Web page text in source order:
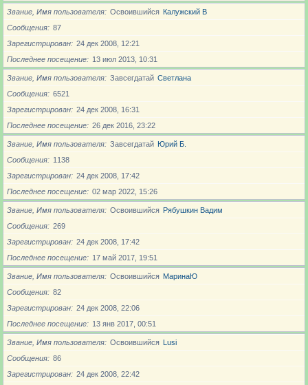
Звание, Имя пользователя Освоившийся Калужский В
Сообщения
87
Зарегистрирован
24 дек 2008, 12:21
Последнее посещение
13 июл 2013, 10:31
Звание, Имя пользователя Завсегдатай Светлана
Сообщения
6521
Зарегистрирован
24 дек 2008, 16:31
Последнее посещение
26 дек 2016, 23:22
Звание, Имя пользователя Завсегдатай Юрий Б.
Сообщения
1138
Зарегистрирован
24 дек 2008, 17:42
Последнее посещение
02 мар 2022, 15:26
Звание, Имя пользователя Освоившийся Рябушкин Вадим
Сообщения
269
Зарегистрирован
24 дек 2008, 17:42
Последнее посещение
17 май 2017, 19:51
Звание, Имя пользователя Освоившийся МаринаЮ
Сообщения
82
Зарегистрирован
24 дек 2008, 22:06
Последнее посещение
13 янв 2017, 00:51
Звание, Имя пользователя Освоившийся Lusi
Сообщения
86
Зарегистрирован
24 дек 2008, 22:42